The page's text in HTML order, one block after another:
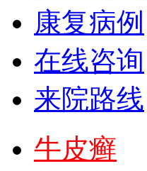
康复病例
在线咨询
来院路线
牛皮癣